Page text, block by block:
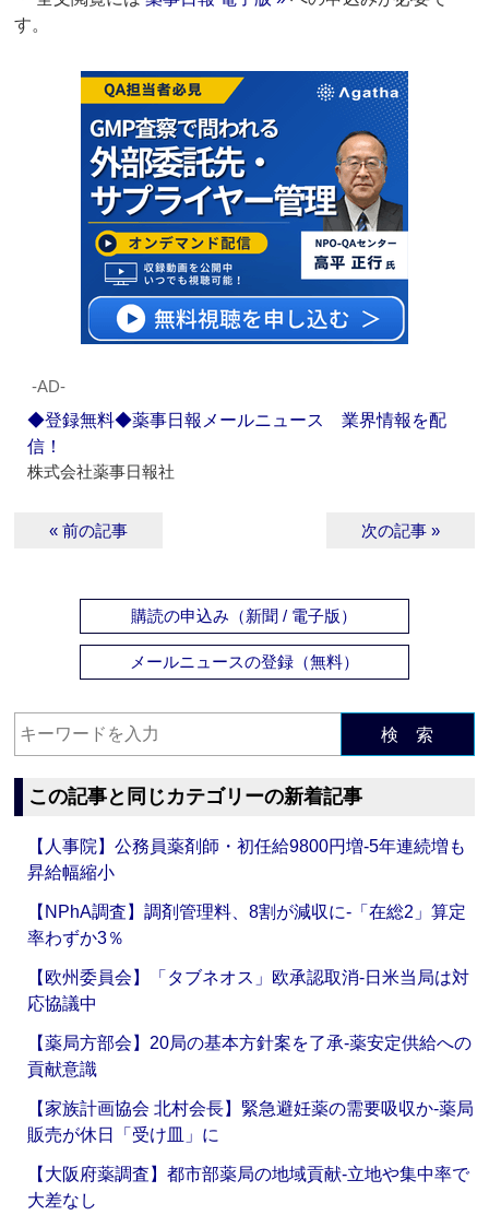
す。
‐AD‐
◆登録無料◆薬事日報メールニュース 業界情報を配
信！
株式会社薬事日報社
« 前の記事 次の記事 »
購読の申込み（新聞 / 電子版）
メールニュースの登録（無料）
検 索
この記事と同じカテゴリーの新着記事
【人事院】公務員薬剤師・初任給9800円増‐5年連続増も
昇給幅縮小
【NPhA調査】調剤管理料、8割が減収に‐「在総2」算定
率わずか3％
【欧州委員会】「タブネオス」欧承認取消‐日米当局は対
応協議中
【薬局方部会】20局の基本方針案を了承‐薬安定供給への
貢献意識
【家族計画協会 北村会長】緊急避妊薬の需要吸収か‐薬局
販売が休日「受け皿」に
【大阪府薬調査】都市部薬局の地域貢献‐立地や集中率で
大差なし